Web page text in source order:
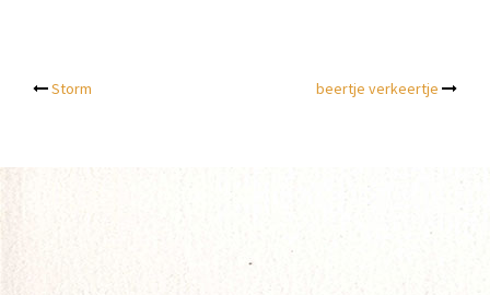
Post
Storm beertje verkeertje